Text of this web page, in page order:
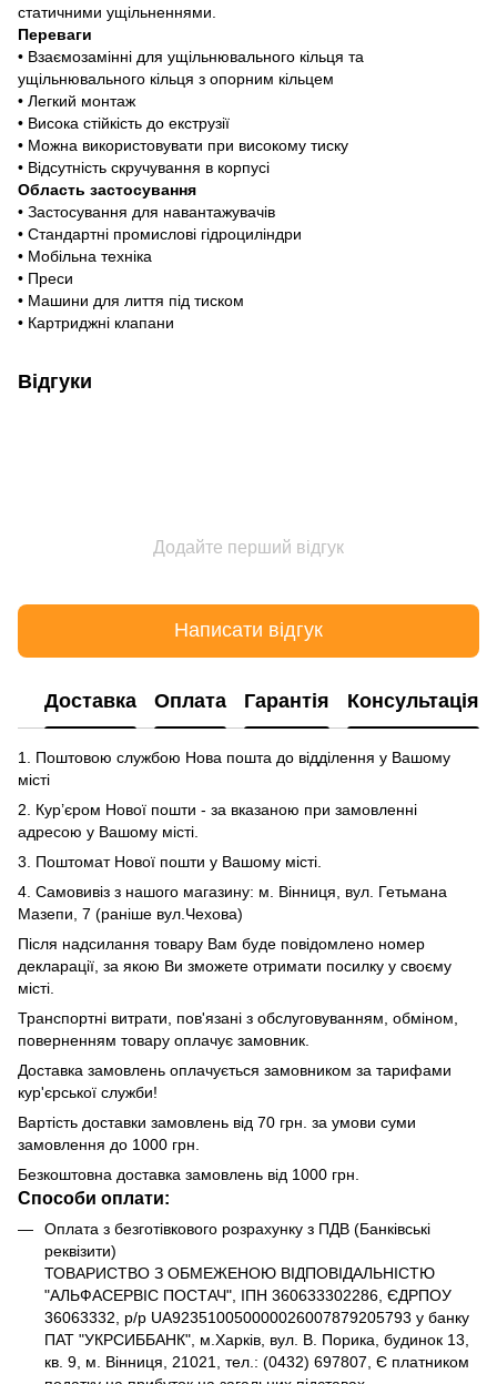
статичними ущільненнями.
Переваги
• Взаємозамінні для ущільнювального кільця та
ущільнювального кільця з опорним кільцем
• Легкий монтаж
• Висока стійкість до екструзії
• Можна використовувати при високому тиску
• Відсутність скручування в корпусі
Область застосування
• Застосування для навантажувачів
• Стандартні промислові гідроциліндри
• Мобільна техніка
• Преси
• Машини для лиття під тиском
• Картриджні клапани
Відгуки
Додайте перший відгук
Написати відгук
Доставка Оплата Гарантія Консультація
1. Поштовою службою Нова пошта до відділення у Вашому
місті
2. Кур’єром Нової пошти - за вказаною при замовленні
адресою у Вашому місті.
3. Поштомат Нової пошти у Вашому місті.
4. Самовивіз з нашого магазину: м. Вінниця, вул. Гетьмана
Мазепи, 7 (раніше вул.Чехова)
Після надсилання товару Вам буде повідомлено номер
декларації, за якою Ви зможете отримати посилку у своєму
місті.
Транспортні витрати, пов'язані з обслуговуванням, обміном,
поверненням товару оплачує замовник.
Доставка замовлень оплачується замовником за тарифами
кур'єрської служби!
Вартість доставки замовлень від 70 грн. за умови суми
замовлення до 1000 грн.
Безкоштовна доставка замовлень від 1000 грн.
Способи оплати:
Оплата з безготівкового розрахунку з ПДВ (Банківські
реквізити)
ТОВАРИСТВО З ОБМЕЖЕНОЮ ВІДПОВІДАЛЬНІСТЮ
"АЛЬФАСЕРВІС ПОСТАЧ", ІПН 360633302286, ЄДРПОУ
36063332, р/р UA923510050000026007879205793 у банку
ПАТ "УКРСИББАНК", м.Харків, вул. В. Порика, будинок 13,
кв. 9, м. Вінниця, 21021, тел.: (0432) 697807, Є платником